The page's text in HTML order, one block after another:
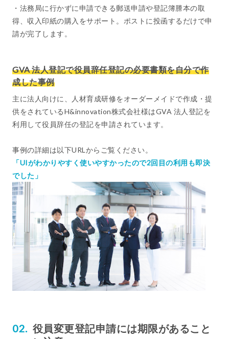
・法務局に行かずに申請できる郵送申請や登記簿謄本の取
得、収入印紙の購入をサポート。ポストに投函するだけで申
請が完了します。
GVA 法人登記で役員辞任登記の必要書類を自分で作
成した事例
主に法人向けに、人材育成研修をオーダーメイドで作成・提
供をされているH&innovation株式会社様はGVA 法人登記を
利用して役員辞任の登記を申請されています。
事例の詳細は以下URLからご覧ください。
「UIがわかりやすく使いやすかったので2回目の利用も即決
でした」
役員変更登記申請には期限があること